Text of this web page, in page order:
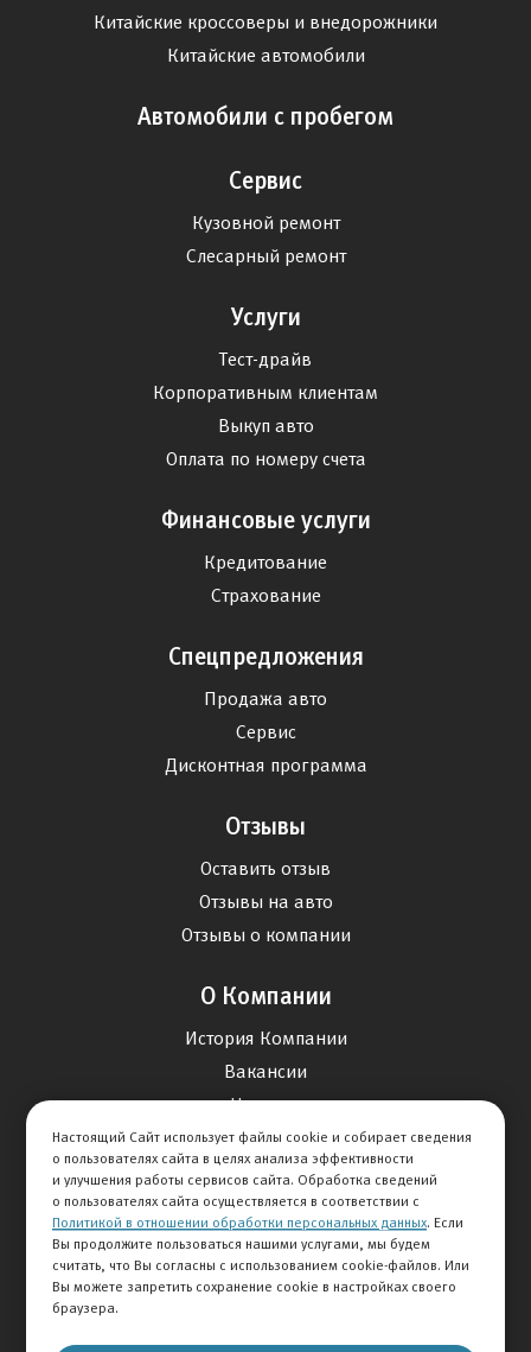
Китайские кроссоверы и внедорожники
Китайские автомобили
Автомобили с пробегом
Сервис
Кузовной ремонт
Слесарный ремонт
Услуги
Тест-драйв
Корпоративным клиентам
Выкуп авто
Оплата по номеру счета
Финансовые услуги
Кредитование
Страхование
Спецпредложения
Продажа авто
Сервис
Дисконтная программа
Отзывы
Оставить отзыв
Отзывы на авто
Отзывы о компании
О Компании
История Компании
Вакансии
Новости
Карта сайта
Контакты
+7 495 292-60-60
Настоящий Сайт использует файлы cookie и собирает сведения
о пользователях сайта в целях анализа эффективности
и улучшения работы сервисов сайта. Обработка сведений
о пользователях сайта осуществляется в соответствии с
Политикой в отношении обработки персональных данных. Если
Вы продолжите пользоваться нашими услугами, мы будем
считать, что Вы согласны с использованием cookie-файлов. Или
Вы можете запретить сохранение cookie в настройках своего
браузера.